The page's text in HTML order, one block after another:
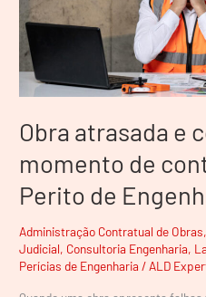
Obra atrasada e
momento de
Perito de
Administração Contratual de Obras,
Judicial, Consultoria Engenharia,
Perícias de Engenharia / ALD
contar
com
um
Perito